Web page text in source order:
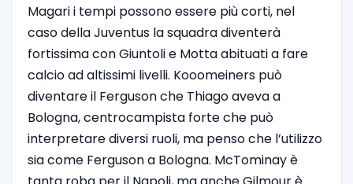
Magari i tempi possono essere più corti, nel
caso della Juventus la squadra diventerà
fortissima con Giuntoli e Motta abituati a fare
calcio ad altissimi livelli. Kooomeiners può
diventare il Ferguson che Thiago aveva a
Bologna, centrocampista forte che può
interpretare diversi ruoli, ma penso che l’utilizzo
sia come Ferguson a Bologna. McTominay è